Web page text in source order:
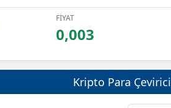
FİYAT
0,003
Kripto Para Çevirici